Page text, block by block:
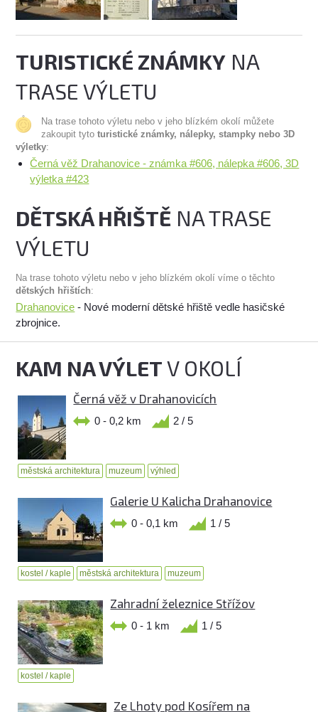
TURISTICKÉ ZNÁMKY NA
TRASE VÝLETU
Na trase tohoto výletu nebo v jeho blízkém okolí můžete
zakoupit tytoturistické známky, nálepky, stampky nebo 3D
výletky:
Černá věž Drahanovice - známka #606, nálepka #606, 3D
výletka #423
DĚTSKÁ HŘIŠTĚ NA TRASE
VÝLETU
Na trase tohoto výletu nebo v jeho blízkém okolí víme o těchto
dětských hřištích:
Drahanovice - Nové moderní dětské hřiště vedle hasičské
zbrojnice.
KAM NA VÝLETV OKOLÍ
Černá věž v Drahanovicích
0 - 0,2 km 2 / 5
městská architektura muzeum výhled
Galerie U Kalicha Drahanovice
0 - 0,1 km 1 / 5
kostel / kaple městská architektura muzeum
Zahradní železnice Střížov
0 - 1 km 1 / 5
kostel / kaple
Ze Lhoty pod Kosířem na